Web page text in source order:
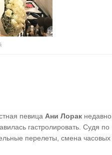
певица Ани Лорак
гастролировать. Судя
перелеты, смена